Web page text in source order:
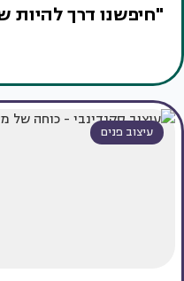
"חיפשנו דרך להיות
עיצוב פנים